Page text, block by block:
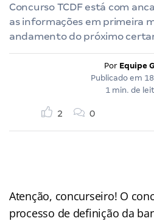
Concurso TCDF está com
as informações em primeira
andamento do próximo
Por Equipe
Publicado em
1 min. de
2 0
Atenção, concurseiro! O
processo de definição da